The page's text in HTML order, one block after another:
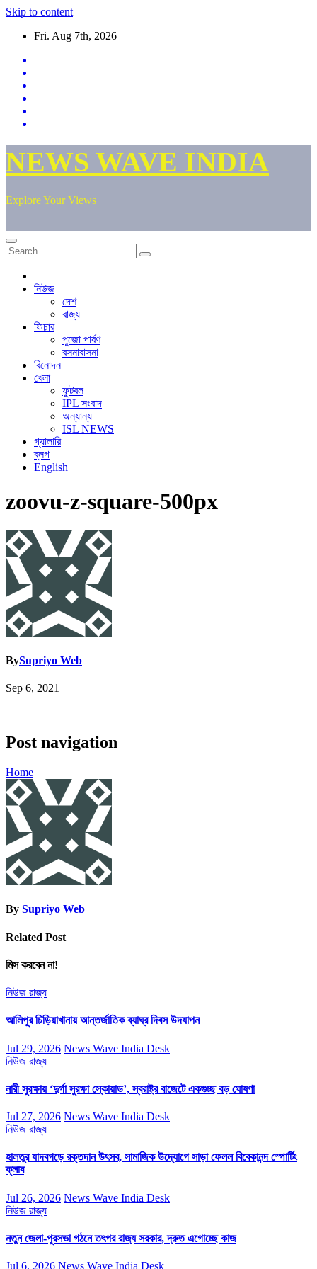
Skip to content
Fri. Aug 7th, 2026
NEWS WAVE INDIA
Explore Your Views
নিউজ
দেশ
রাজ্য
ফিচার
পুজো পার্বণ
রসনাবাসনা
বিনোদন
খেলা
ফুটবল
IPL সংবাদ
অন্যান্য
ISL NEWS
গ্যালারি
ব্লগ
English
zoovu-z-square-500px
BySupriyo Web
Sep 6, 2021
Post navigation
Home
By Supriyo Web
Related Post
মিস করবেন না!
নিউজ রাজ্য
আলিপুর চিড়িয়াখানায় আন্তর্জাতিক ব্যাঘ্র দিবস উদযাপন
Jul 29, 2026 News Wave India Desk
নিউজ রাজ্য
নারী সুরক্ষায় ‘দুর্গা সুরক্ষা স্কোয়াড’, স্বরাষ্ট্র বাজেটে একগুচ্ছ বড় ঘোষণা
Jul 27, 2026 News Wave India Desk
নিউজ রাজ্য
হালতুর যাদবগড়ে রক্তদান উৎসব, সামাজিক উদ্যোগে সাড়া ফেলল বিবেকানন্দ স্পোর্টিং
ক্লাব
Jul 26, 2026 News Wave India Desk
নিউজ রাজ্য
নতুন জেলা-পুরসভা গঠনে তৎপর রাজ্য সরকার, দ্রুত এগোচ্ছে কাজ
Jul 6, 2026 News Wave India Desk